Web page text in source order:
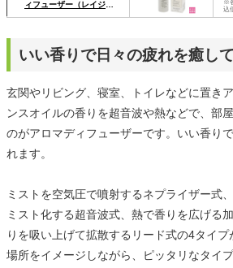
ィフューザー（レイジー
※
込
いい香りで日々の疲れを癒し
玄関やリビング、寝室、トイレなどに置き
ンスオイルの香りを超音波や熱などで、部
のがアロマディフューザーです。いい香り
れます。
ミストを空気圧で噴射するネプライザー式
ミスト化する超音波式、熱で香りを広げる
りを吸い上げて拡散するリード式の4タイプ
場所をイメージしながら、ピッタリなタイ